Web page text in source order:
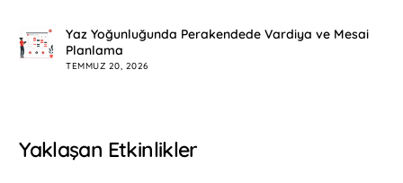
Yaz Yoğunluğunda Perakendede Vardiya ve Mesai
Planlama
TEMMUZ 20, 2026
Yaklaşan Etkinlikler